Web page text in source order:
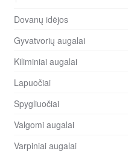
Dovanų idėjos
Gyvatvorių augalai
Kiliminiai augalai
Lapuočiai
Spygliuočiai
Valgomi augalai
Varpiniai augalai